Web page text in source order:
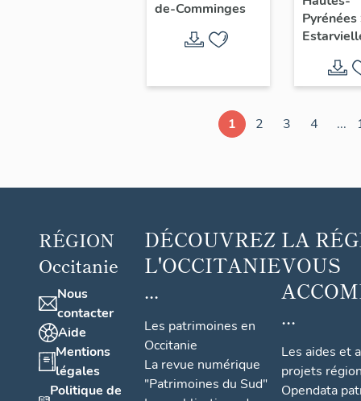
Sainte-Marie
de-Comminges
Pyrénées
1 2 3 4 ...
RÉGION
Occitanie
Nous
contacter
Aide
Mentions
légales
Politique de
DÉCOUVREZ
L'OCCITANIE
...
Les patrimoines en
Occitanie
La revue numérique
"Patrimoines du Sud"
LA
VOUS
...
Les aides et
projets
Opendata